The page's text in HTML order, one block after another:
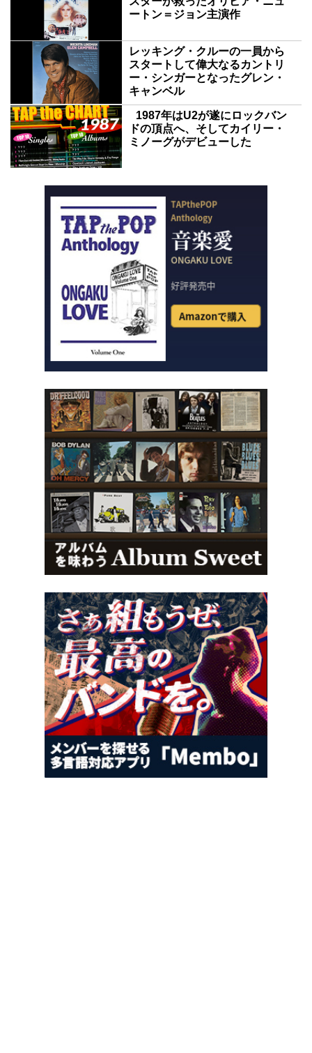
ートン＝ジョン主演作
レッキング・クルーの一員から
スタートして偉大なるカントリ
ー・シンガーとなったグレン・
キャンベル
1987年はU2が遂にロックバン
ドの頂点へ、そしてカイリー・
ミノーグがデビューした